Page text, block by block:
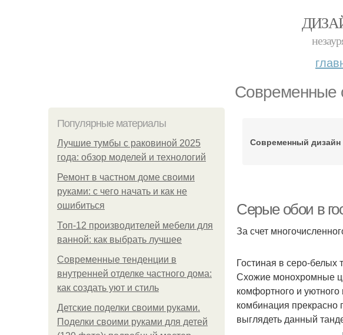
Современные
Популярные материалы
Лучшие тумбы с раковиной 2025
года: обзор моделей и технологий
Ремонт в частном доме своими
руками: с чего начать и как не
ошибиться
Топ-12 производителей мебели для
ванной: как выбрать лучшее
Современные тенденции в
внутренней отделке частного дома:
как создать уют и стиль
Детские поделки своими руками.
Поделки своими руками для детей
Современный дизайн
Серые обои в
За счет
Гостиная в серо-белых
Схожие монохромные
комфортного и
комбинация прекрасно
выглядеть данный